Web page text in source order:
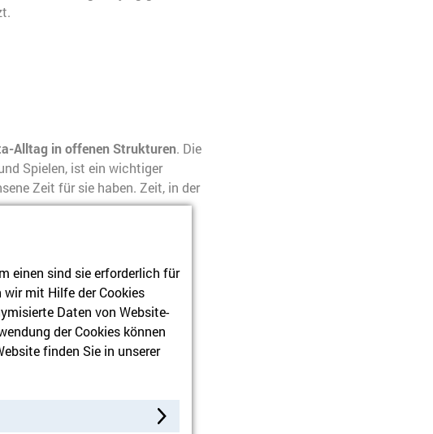
Alltag in offenen Strukturen. Die
Spielen, ist ein wichtiger
Zeit für sie haben. Zeit, in der
die
einen sind sie erforderlich für
mit Hilfe der Cookies
Daten von Website-
der Cookies können
finden Sie in unserer